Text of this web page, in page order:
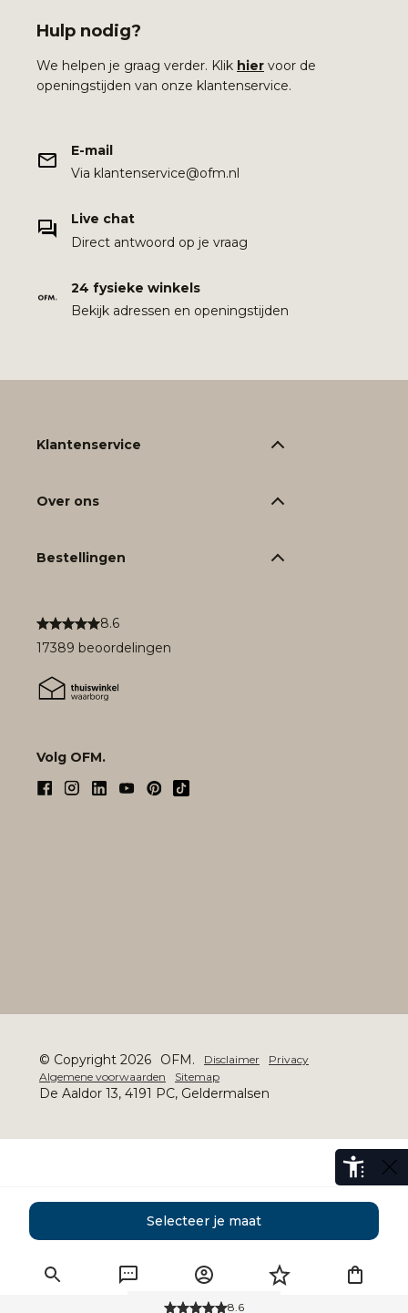
Selecteer je maat
Hulp nodig?
We helpen je graag verder. Klik hier voor de
openingstijden van onze klantenservice.
E-mail
Via klantenservice@ofm.nl
Live chat
Direct antwoord op je vraag
24 fysieke winkels
Bekijk adressen en openingstijden
8.6
17389 beoordelingen
Volg OFM.
Klantenservice
Over ons
Bestellingen
© Copyright 2026 OFM. Disclaimer
Privacy
Algemene voorwaarden
Sitemap
De Aaldor 13, 4191 PC, Geldermalsen
Gratis verzending8.6